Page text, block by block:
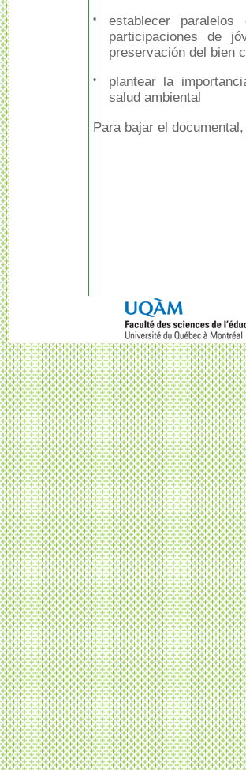
•
establecer
participaciones de
preservación del bien
•
plantear la
salud ambiental
Para bajar el